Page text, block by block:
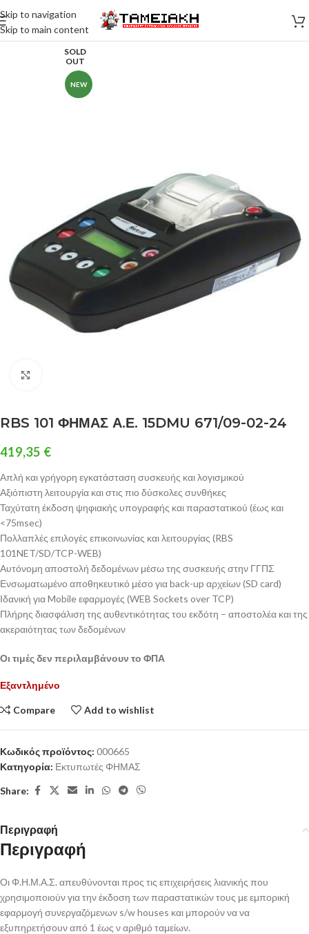
Skip to navigation
Skip to main content
SOLD
OUT
NEW
RBS 101 ΦΗΜΑΣ Α.Ε. 15DMU 671/09-02-24
419,35 €
Απλή και γρήγορη εγκατάσταση συσκευής και λογισμικού
Αξιόπιστη λειτουργία και στις πιο δύσκολες συνθήκες
Ταχύτατη έκδοση ψηφιακής υπογραφής και παραστατικού (έως και
<75msec)
Πολλαπλές επιλογές επικοινωνίας και λειτουργίας (RBS
101NET/SD/TCP-WEB)
Αυτόνομη αποστολή δεδομένων μέσω της συσκευής στην ΓΓΠΣ
Ενσωματωμένο αποθηκευτικό μέσο για back-up αρχείων (SD card)
Ιδανική για Mobile εφαρμογές (WEB Sockets over TCP)
Πλήρης διασφάλιση της αυθεντικότητας του εκδότη – αποστολέα και της
ακεραιότητας των δεδομένων
Οι τιμές δεν περιλαμβάνουν το ΦΠΑ
Εξαντλημένο
Compare Add to wishlist
Κωδικός προϊόντος: 000665
Κατηγορία: Εκτυπωτές ΦΗΜΑΣ
Share:
Περιγραφή
Περιγραφή
Οι Φ.Η.Μ.Α.Σ. απευθύνονται προς τις επιχειρήσεις λιανικής που
χρησιμοποιούν για την έκδοση των παραστατικών τους με εμπορική
εφαρμογή συνεργαζόμενων s/w houses και μπορούν να να
εξυπηρετήσουν από 1 έως ν αριθμό ταμείων.